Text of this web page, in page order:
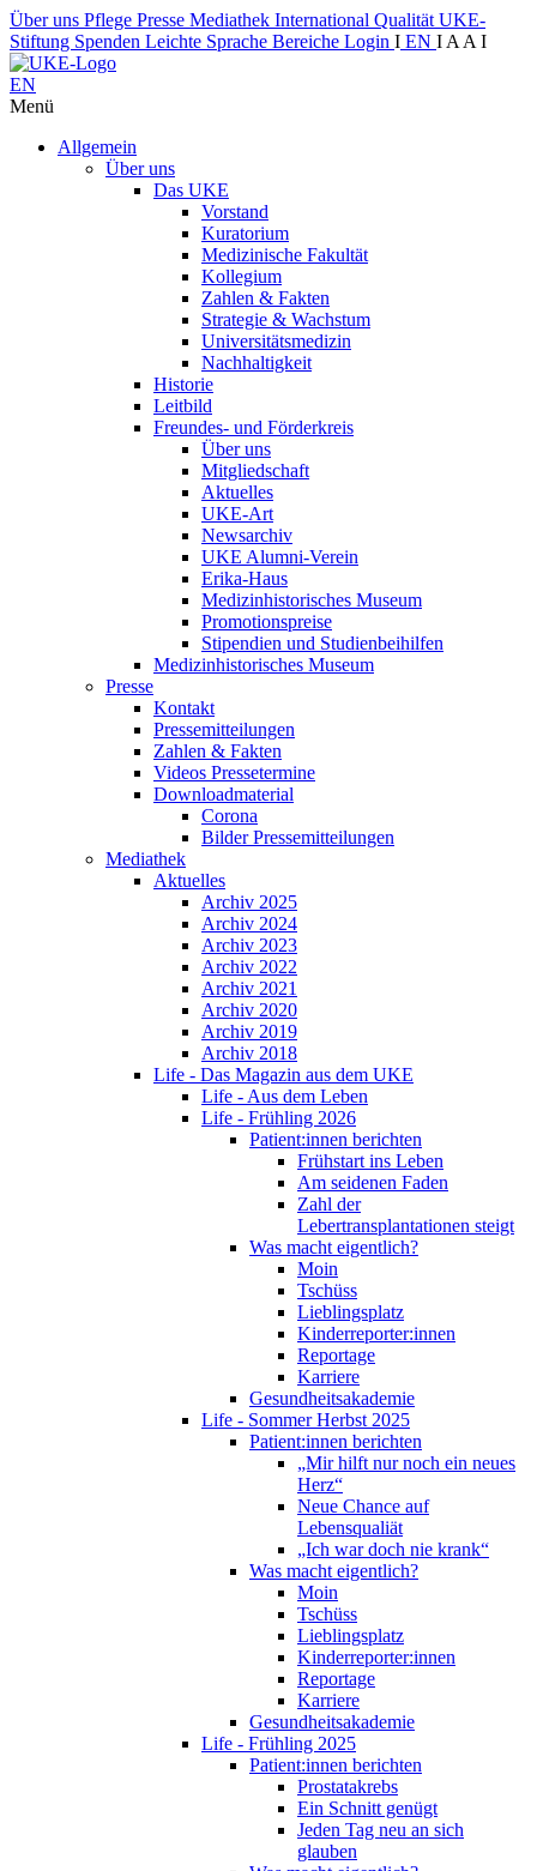
Über uns Pflege Presse Mediathek International Qualität UKE-
Stiftung Spenden Leichte Sprache Bereiche Login I EN I A A I
EN
Menü
Allgemein
Über uns
Das UKE
Vorstand
Kuratorium
Medizinische Fakultät
Kollegium
Zahlen & Fakten
Strategie & Wachstum
Universitätsmedizin
Nachhaltigkeit
Historie
Leitbild
Freundes- und Förderkreis
Über uns
Mitgliedschaft
Aktuelles
UKE-Art
Newsarchiv
UKE Alumni-Verein
Erika-Haus
Medizinhistorisches Museum
Promotionspreise
Stipendien und Studienbeihilfen
Medizinhistorisches Museum
Presse
Kontakt
Pressemitteilungen
Zahlen & Fakten
Videos Pressetermine
Downloadmaterial
Corona
Bilder Pressemitteilungen
Mediathek
Aktuelles
Archiv 2025
Archiv 2024
Archiv 2023
Archiv 2022
Archiv 2021
Archiv 2020
Archiv 2019
Archiv 2018
Life - Das Magazin aus dem UKE
Life - Aus dem Leben
Life - Frühling 2026
Patient:innen berichten
Frühstart ins Leben
Am seidenen Faden
Zahl der
Lebertransplantationen steigt
Was macht eigentlich?
Moin
Tschüss
Lieblingsplatz
Kinderreporter:innen
Reportage
Karriere
Gesundheitsakademie
Life - Sommer Herbst 2025
Patient:innen berichten
„Mir hilft nur noch ein neues
Herz“
Neue Chance auf
Lebensqualiät
„Ich war doch nie krank“
Was macht eigentlich?
Moin
Tschüss
Lieblingsplatz
Kinderreporter:innen
Reportage
Karriere
Gesundheitsakademie
Life - Frühling 2025
Patient:innen berichten
Prostatakrebs
Ein Schnitt genügt
Jeden Tag neu an sich
glauben